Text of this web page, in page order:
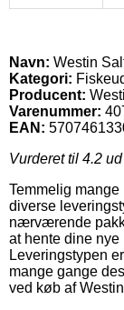
Navn: Westin
Kategori:
Producent:
Varenummer:
EAN:
Vurderet til 4.2
Temmelig
diverse
nærværende
at hente dine nye
Leveringstypen
mange gange
ved køb af